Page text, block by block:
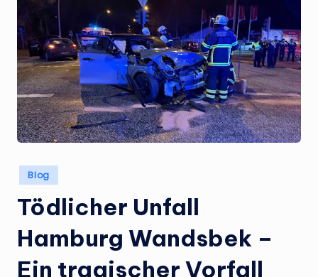
Posted
in
Blog
Tödlicher Unfall
Hamburg Wandsbek –
Ein tragischer Vorfall